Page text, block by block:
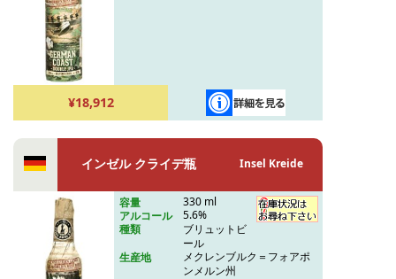
¥18,912
インゼル クライデ瓶 Insel Kreide
容量
330 ml
アルコール
5.6%
種類
ブリュットビ
ール
生産地
メクレンブルク＝フォアポ
ンメルン州